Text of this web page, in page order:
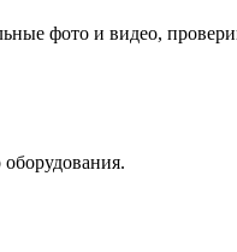
фото и видео,